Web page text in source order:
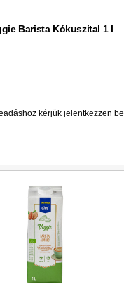
Barista Kókuszital 1 l
kérjük jelentkezzen be